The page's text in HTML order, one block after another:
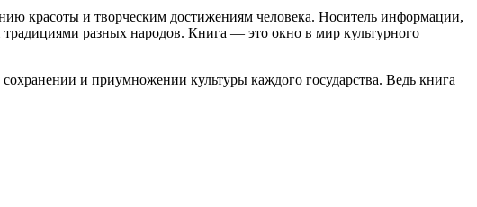
красоты и творческим достижениям человека. Носитель информации,
традициями разных народов. Книга — это окно в мир культурного
и приумножении культуры каждого государства. Ведь книга